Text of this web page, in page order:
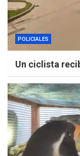
POLICIALES
Un ciclista